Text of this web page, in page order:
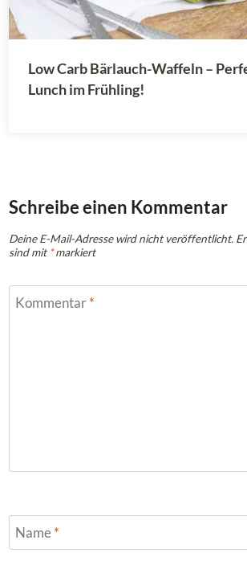
Low Carb Bärlauch-Waffeln –
Lunch im Frühling!
Schreibe einen Kommentar
Deine E-Mail-Adresse wird nicht veröffentlicht.
sind mit*markiert
Kommentar*
Name*